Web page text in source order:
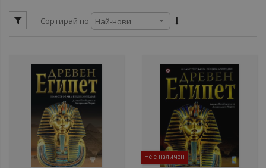
Сортирай по
Не е наличен